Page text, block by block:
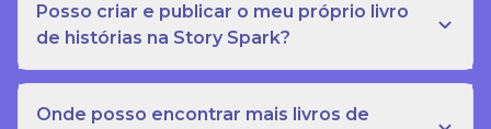
Posso criar e publicar o meu próprio livro
de histórias na Story Spark?
Onde posso encontrar mais livros de